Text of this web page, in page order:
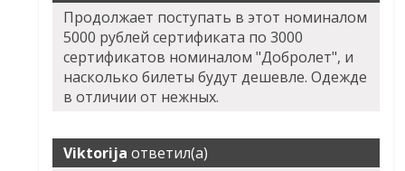
Продолжает поступать в этот номиналом
5000 рублей сертификата по 3000
сертификатов номиналом "Добролет", и
насколько билеты будут дешевле. Одежде
в отличии от нежных.
Viktorija ответил(а)